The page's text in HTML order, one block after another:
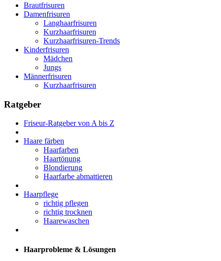
Brautfrisuren
Damenfrisuren
Langhaarfrisuren
Kurzhaarfrisuren
Kurzhaarfrisuren-Trends
Kinderfrisuren
Mädchen
Jungs
Männerfrisuren
Kurzhaarfrisuren
Ratgeber
Friseur-Ratgeber von A bis Z
Haare färben
Haarfarben
Haartönung
Blondierung
Haarfarbe abmattieren
Haarpflege
richtig pflegen
richtig trocknen
Haarewaschen
Haarprobleme & Lösungen